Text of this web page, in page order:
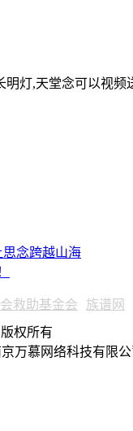
灯,天堂念可以视
念跨越山海
救助基金会 族谱网
权所有
万慕网络科技有限